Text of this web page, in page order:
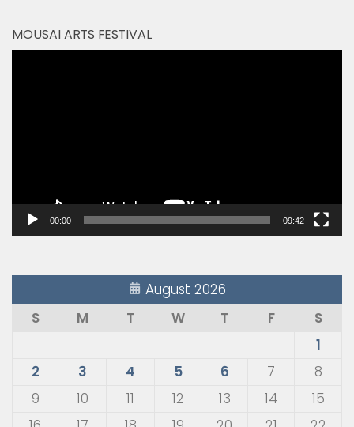
MOUSAI ARTS FESTIVAL
00:00 09:42
August 2026
S
M T W T F
S
1
2
3 4 5 6 7
8
9
10 11 12 13 14
15